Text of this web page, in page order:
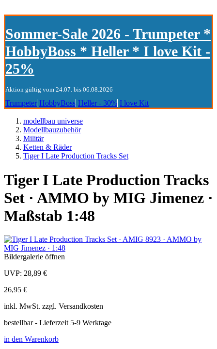
Sommer-Sale 2026 - Trumpeter *
HobbyBoss * Heller * I love Kit -
25%
Aktion gültig vom 24.07. bis 06.08.2026
Trumpeter HobbyBoss Heller - 30% I love Kit
modellbau universe
Modellbauzubehör
Militär
Ketten & Räder
Tiger I Late Production Tracks Set
Tiger I Late Production Tracks
Set · AMMO by MIG Jimenez ·
Maßstab 1:48
Bildergalerie öffnen
UVP: 28,89 €
26,95 €
inkl. MwSt. zzgl. Versandkosten
bestellbar - Lieferzeit 5-9 Werktage
in den Warenkorb